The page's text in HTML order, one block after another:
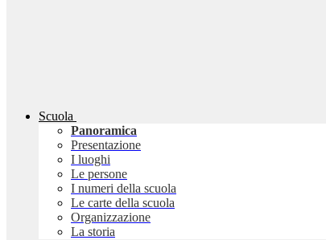
Scuola
Panoramica
Presentazione
I luoghi
Le persone
I numeri della scuola
Le carte della scuola
Organizzazione
La storia